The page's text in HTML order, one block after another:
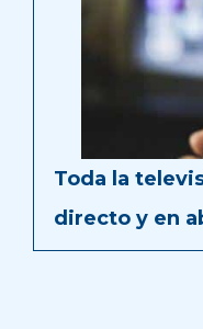
Toda la
directo y en